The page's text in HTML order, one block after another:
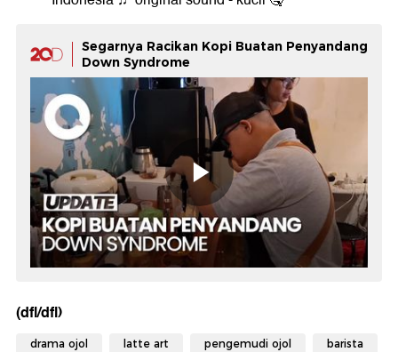
Segarnya Racikan Kopi Buatan Penyandang
Down Syndrome
(dfl/dfl)
drama ojol latte art pengemudi ojol barista